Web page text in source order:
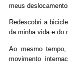
meus
Redescobri a
da minha vida e do
Ao mesmo
movimento